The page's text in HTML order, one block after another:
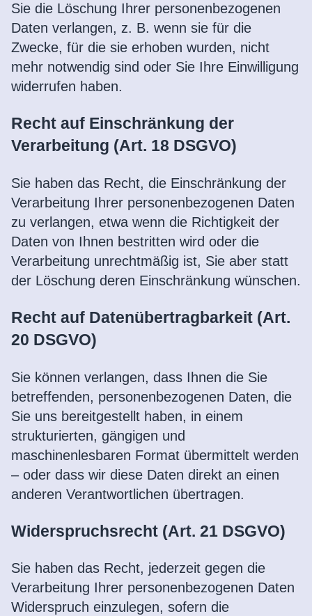
Sie die Löschung Ihrer personenbezogenen
Daten verlangen, z. B. wenn sie für die
Zwecke, für die sie erhoben wurden, nicht
mehr notwendig sind oder Sie Ihre Einwilligung
widerrufen haben.
Recht auf Einschränkung der
Verarbeitung (Art. 18 DSGVO)
Sie haben das Recht, die Einschränkung der
Verarbeitung Ihrer personenbezogenen Daten
zu verlangen, etwa wenn die Richtigkeit der
Daten von Ihnen bestritten wird oder die
Verarbeitung unrechtmäßig ist, Sie aber statt
der Löschung deren Einschränkung wünschen.
Recht auf Datenübertragbarkeit (Art.
20 DSGVO)
Sie können verlangen, dass Ihnen die Sie
betreffenden, personenbezogenen Daten, die
Sie uns bereitgestellt haben, in einem
strukturierten, gängigen und
maschinenlesbaren Format übermittelt werden
– oder dass wir diese Daten direkt an einen
anderen Verantwortlichen übertragen.
Widerspruchsrecht (Art. 21 DSGVO)
Sie haben das Recht, jederzeit gegen die
Verarbeitung Ihrer personenbezogenen Daten
Widerspruch einzulegen, sofern die